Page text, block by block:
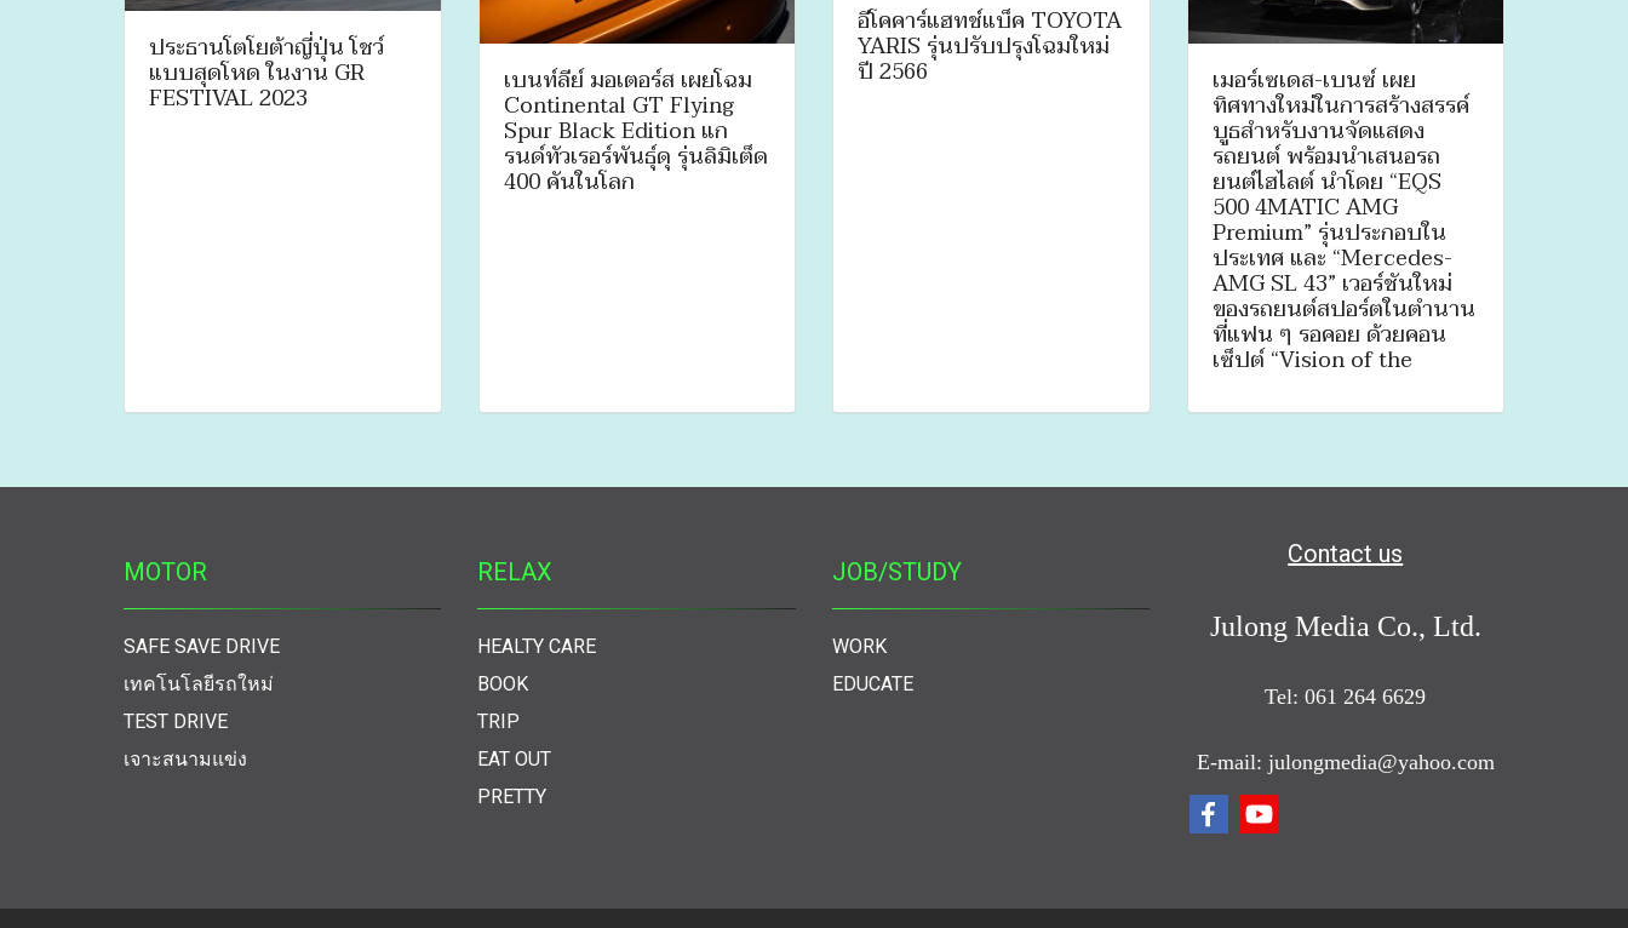
ประธานโตโยต้าญี่ปุ่น โชว์
แบบสุดโหด ในงาน GR
FESTIVAL 2023 เบนท์ลีย์ มอเตอร์ส เผยโฉม
Continental GT Flying
Spur Black Edition แก
รนด์ทัวเรอร์พันธุ์ดุ รุ่นลิมิเต็ด
400 คันในโลก
อีโคคาร์แฮทช์แบ็ค TOYOTA
YARIS รุ่นปรับปรุงโฉมใหม่
ปี 2566 เมอร์เซเดส-เบนซ์ เผย
ทิศทางใหม่ในการสร้างสรรค์
บูธสำหรับงานจัดแสดง
รถยนต์ พร้อมนำเสนอรถ
ยนต์ไฮไลต์ นำโดย “EQS
500 4MATIC AMG
Premium” รุ่นประกอบใน
ประเทศ และ “Mercedes-
AMG SL 43” เวอร์ชันใหม่
ของรถยนต์สปอร์ตในตำนาน
ที่แฟน ๆ รอคอย ด้วยคอน
เซ็ปต์ “Vision of the
MOTOR
SAFE SAVE DRIVE
เทคโนโลยีรถใหม่
TEST DRIVE
เจาะสนามแข่ง
RELAX
HEALTY CARE
BOOK
TRIP
EAT OUT
PRETTY
JOB/STUDY
WORK
EDUCATE
Contact us
Julong Media Co., Ltd.
Tel: 061 264 6629
E-mail: julongmedia@yahoo.com